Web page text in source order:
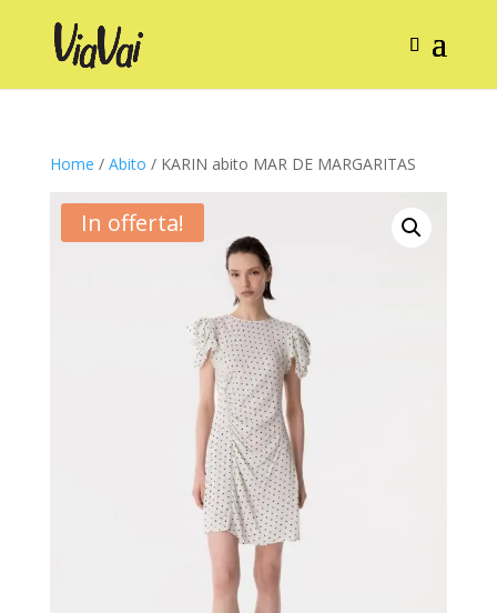
Home / Abito / KARIN abito MAR DE MARGARITAS
In offerta!